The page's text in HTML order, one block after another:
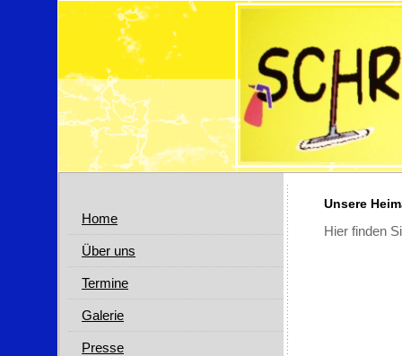
Home
Über uns
Termine
Galerie
Presse
Unsere
Hier finden